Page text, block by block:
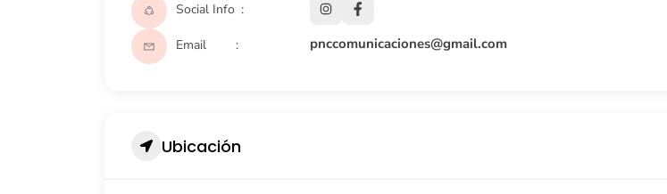
Social Info
Email pnccomunicaciones@gmail.com
Ubicación